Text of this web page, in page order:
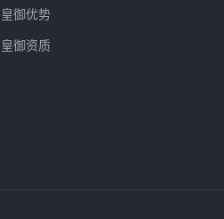
皇御优势
皇御资质